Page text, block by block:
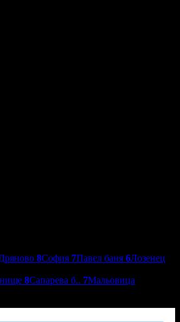
8София 7Павел баня 6Лозенец
8Сапарева б.. 7Мальовица